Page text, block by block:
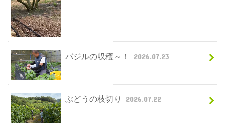
バジルの収穫～！ 2026.07.23
ぶどうの枝切り 2026.07.22